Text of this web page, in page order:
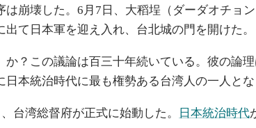
崩壊した。6月7日、大稻埕（ダーダオチョ
て日本軍を迎え入れ、台北城の門を開けた。
か？この議論は百三十年続いている。彼の
本統治時代に最も権勢ある台湾人の一人と
台湾総督府が正式に始動した。 日本統治時代